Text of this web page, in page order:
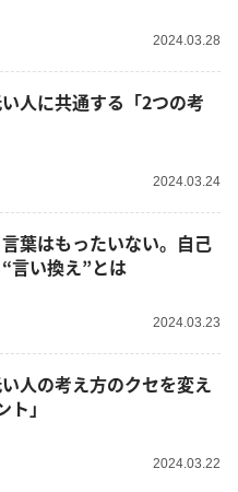
2024.03.28
人に共通する「2つの考
2024.03.24
言葉はもったいない。自己
言い換え”とは
2024.03.23
人の考え方のクセを変え
」
2024.03.22